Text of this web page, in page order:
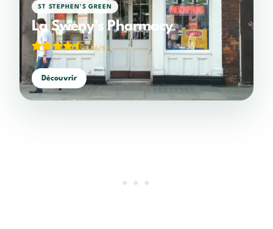
ST STEPHEN'S GREEN
La Sweny’s Pharmacy
4,56/5 (787 votes)
Découvrir